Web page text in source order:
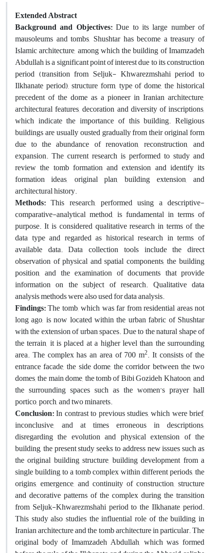
Extended Abstract
Background and Objectives:Due to its large number of
mausoleums and tombs, Shushtar has become a treasury of
Islamic architecture, among which the building of Imamzadeh
Abdullah is a significant point of interest due to its construction
period (transition from Seljuk- Khwarezmshahi period to
Ilkhanate period), structure form, type of dome, the historical
precedent of the dome as a pioneer in Iranian architecture,
architectural features, decoration and diversity of inscriptions,
which indicate the importance of this building. Religious
buildings are usually ousted gradually from their original form
due to the abundance of renovation, reconstruction, and
expansion. The current research is performed to study and
review the tomb formation and extension and identify its
formation ideas, original plan, building extension, and
architectural history.
Methods: This research, performed using a descriptive-
comparative-analytical method, is fundamental in terms of
purpose. It is considered qualitative research in terms of the
data type and regarded as historical research in terms of
available data. Data collection tools include the direct
observation of physical and spatial components, the building
position, and the examination of documents that provide
information on the subject of research. Qualitative data
analysis methods were also used for data analysis.
Findings:The tomb, which was far from residential areas not
long ago, is now located within the urban fabric of Shushtar
with the extension of urban spaces. Due to the natural shape of
the terrain, it is placed at a higher level than the surrounding
area. The complex has an area of ​​700 m2. It consists of the
entrance facade, the side dome, the corridor between the two
domes, the main dome, the tomb of Bibi Gozideh Khatoon, and
the surrounding spaces such as the women’s prayer hall
portico, porch, and two minarets.
Conclusion:In contrast to previous studies, which were brief,
inconclusive, and at times erroneous in descriptions,
disregarding the evolution and physical extension of the
building, the present study seeks to address new issues such as
the original building structure, building development from a
single building to a tomb complex within different periods, the
origins, emergence, and continuity of construction, structure
and decorative patterns of the complex during the transition
from Seljuk-Khwarezmshahi period to the Ilkhanate period.
This study also studies the influential role of the building in
Iranian architecture and the tomb architecture in particular. The
original body of Imamzadeh Abdullah, which was formed